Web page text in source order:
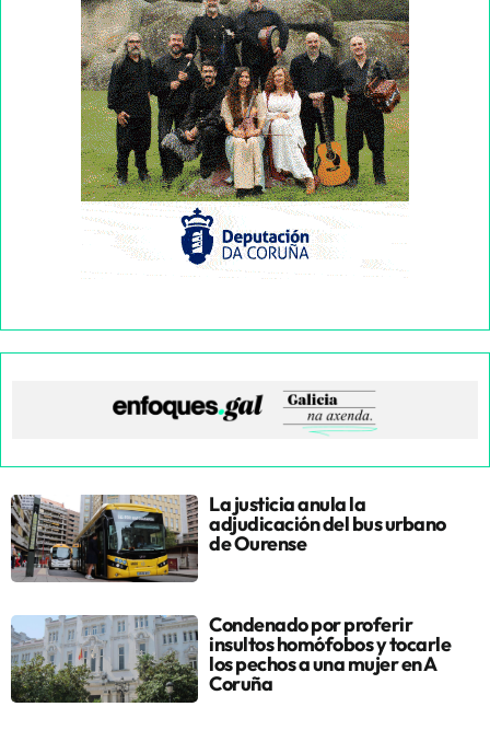
La justicia anula la
adjudicación del bus urbano
de Ourense
Condenado por proferir
insultos homófobos y tocarle
los pechos a una mujer en A
Coruña